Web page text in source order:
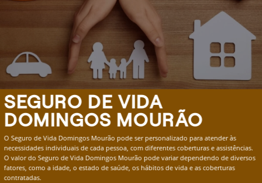
SEGURO DE VIDA
DOMINGOS MOURÃO
O Seguro de Vida Domingos Mourão pode ser personalizado para atender às
necessidades individuais de cada pessoa, com diferentes coberturas e assistências.
O valor do Seguro de Vida Domingos Mourão pode variar dependendo de diversos
fatores, como a idade, o estado de saúde, os hábitos de vida e as coberturas
contratadas.